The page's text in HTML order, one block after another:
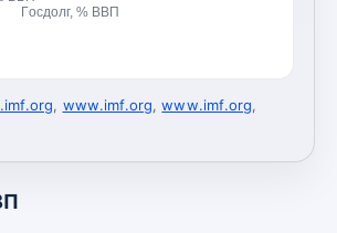
Госдолг, % ВВП
, www.imf.org,www.imf.org,